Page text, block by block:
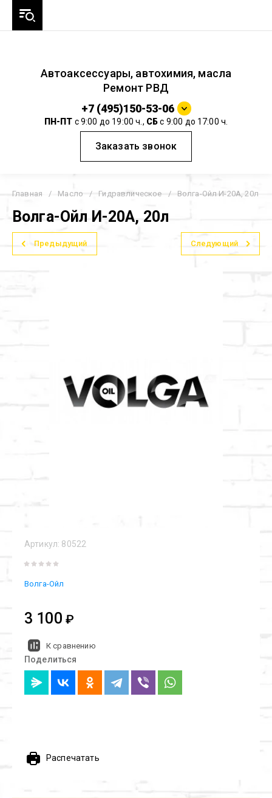
Автоаксессуары, автохимия, масла
Ремонт РВД
+7 (495)150-53-06
ПН-ПТ с 9:00 до 19:00 ч., СБс 9:00 до 17:00 ч.
Заказать звонок
Главная / Масло / Гидравлическое / Волга-Ойл И-20А, 20л
Волга-Ойл И-20А, 20л
Предыдущий Следующий
Артикул: 80522
Волга-Ойл
3 100 ₽
К сравнению
Поделиться
Распечатать